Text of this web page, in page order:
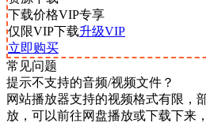
下载价格VIP专享
仅限VIP下载升级VIP
立即购买
常见问题
提示不支持的音频/视频文件？
网站播放器支持的视频格式有限，
放，可以前往网盘播放或下载下来